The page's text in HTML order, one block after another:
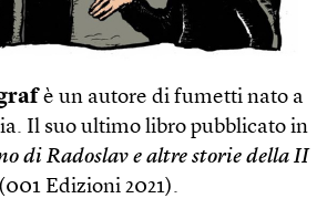
è un autore di fumetti nato a
Il suo ultimo libro pubblicato in
di Radoslav e altre storie della II
(001 Edizioni 2021).